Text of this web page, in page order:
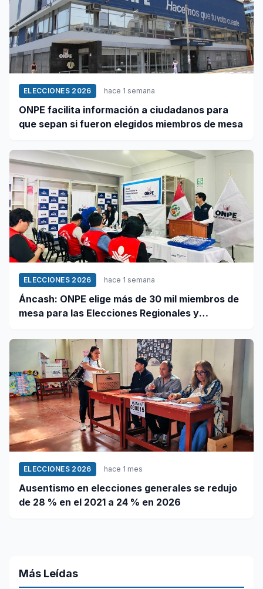
ELECCIONES 2026 hace 1 semana
ONPE facilita información a ciudadanos para
que sepan si fueron elegidos miembros de mesa
ELECCIONES 2026 hace 1 semana
Áncash: ONPE elige más de 30 mil miembros de
mesa para las Elecciones Regionales y
ELECCIONES 2026 hace 1 mes
Ausentismo en elecciones generales se redujo
de 28 % en el 2021 a 24 % en 2026
Más Leídas